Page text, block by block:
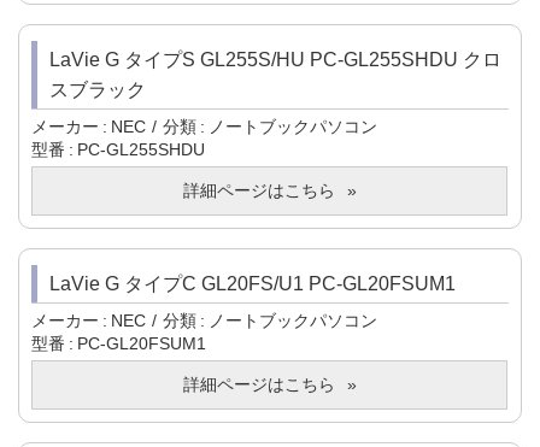
LaVie G タイプS GL255S/HU PC-GL255SHDU クロ
スブラック
メーカー NEC 分類
ノートブックパソコン
型番
PC-GL255SHDU
詳細ページはこちら
LaVie G タイプC GL20FS/U1 PC-GL20FSUM1
メーカー NEC 分類
ノートブックパソコン
型番
PC-GL20FSUM1
詳細ページはこちら